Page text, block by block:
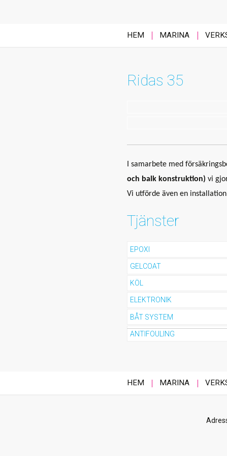
HEM MARINA
Ridas 35
I samarbete med
och balk konstruktion) vi
Vi utförde även en
Tjänster
EPOXI
GELCOAT
KÖL
ELEKTRONIK
BÅT SYSTEM
ANTIFOULING
HEM MARINA